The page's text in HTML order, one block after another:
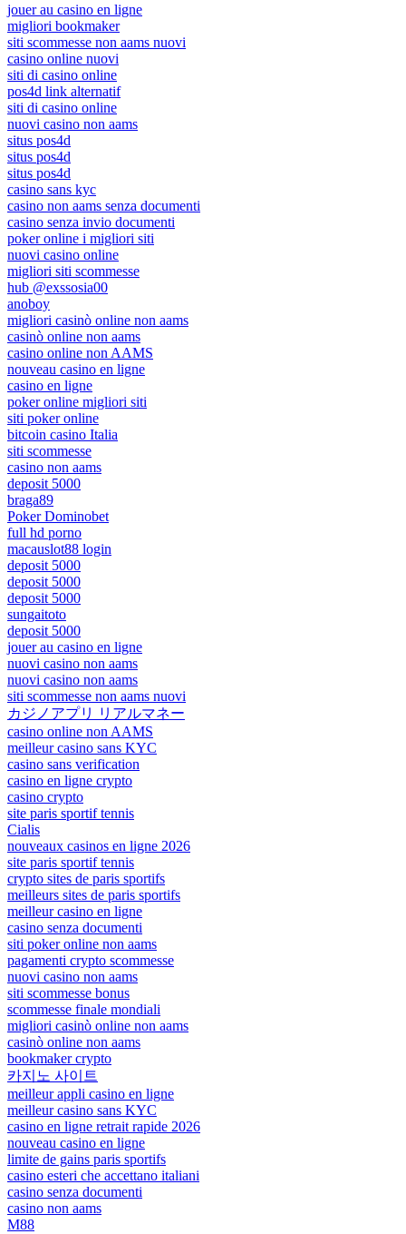
jouer au casino en ligne
migliori bookmaker
siti scommesse non aams nuovi
casino online nuovi
siti di casino online
pos4d link alternatif
siti di casino online
nuovi casino non aams
situs pos4d
situs pos4d
situs pos4d
casino sans kyc
casino non aams senza documenti
casino senza invio documenti
poker online i migliori siti
nuovi casino online
migliori siti scommesse
hub @exssosia00
anoboy
migliori casinò online non aams
casinò online non aams
casino online non AAMS
nouveau casino en ligne
casino en ligne
poker online migliori siti
siti poker online
bitcoin casino Italia
siti scommesse
casino non aams
deposit 5000
braga89
Poker Dominobet
full hd porno
macauslot88 login
deposit 5000
deposit 5000
deposit 5000
sungaitoto
deposit 5000
jouer au casino en ligne
nuovi casino non aams
nuovi casino non aams
siti scommesse non aams nuovi
カジノアプリ リアルマネー
casino online non AAMS
meilleur casino sans KYC
casino sans verification
casino en ligne crypto
casino crypto
site paris sportif tennis
Cialis
nouveaux casinos en ligne 2026
site paris sportif tennis
crypto sites de paris sportifs
meilleurs sites de paris sportifs
meilleur casino en ligne
casino senza documenti
siti poker online non aams
pagamenti crypto scommesse
nuovi casino non aams
siti scommesse bonus
scommesse finale mondiali
migliori casinò online non aams
casinò online non aams
bookmaker crypto
카지노 사이트
meilleur appli casino en ligne
meilleur casino sans KYC
casino en ligne retrait rapide 2026
nouveau casino en ligne
limite de gains paris sportifs
casino esteri che accettano italiani
casino senza documenti
casino non aams
M88